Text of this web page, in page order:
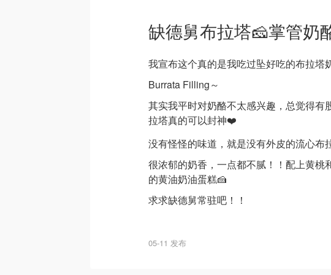
缺德舅布拉塔🧀掌管奶
我宣布这个真的是我吃过坠好吃的布拉塔
Burrata Filling～
其实我平时对奶酪不太感兴趣，总觉得有
拉塔真的可以封神❤️
没有怪怪的味道，就是没有外皮的流心布
很浓郁的奶香，一点都不腻！！配上黄桃
的黄油奶油蛋糕🍰
求求缺德舅常驻吧！！
05-11 发布